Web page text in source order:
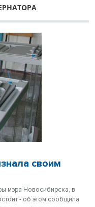
своим
мэра Новосибирска, в
- об этом сообщила